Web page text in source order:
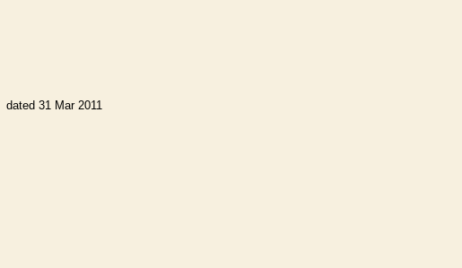
dated 31 Mar 2011